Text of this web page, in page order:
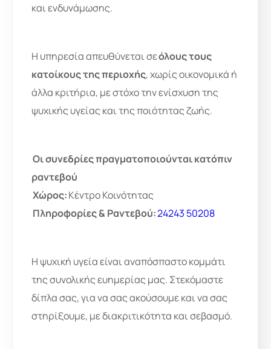
και ενδυνάμωσης.
Η υπηρεσία απευθύνεται σεόλους τους
κατοίκους της περιοχής, χωρίς οικονομικά ή
άλλα κριτήρια, με στόχο την ενίσχυση της
ψυχικής υγείας και της ποιότητας ζωής.
Οι συνεδρίες πραγματοποιούνται κατόπιν
ραντεβού
Χώρος:Κέντρο Κοινότητας
Πληροφορίες & Ραντεβού:24243 50208
Η ψυχική υγεία είναι αναπόσπαστο κομμάτι
της συνολικής ευημερίας μας. Στεκόμαστε
δίπλα σας, για να σας ακούσουμε και να σας
στηρίξουμε, με διακριτικότητα και σεβασμό.